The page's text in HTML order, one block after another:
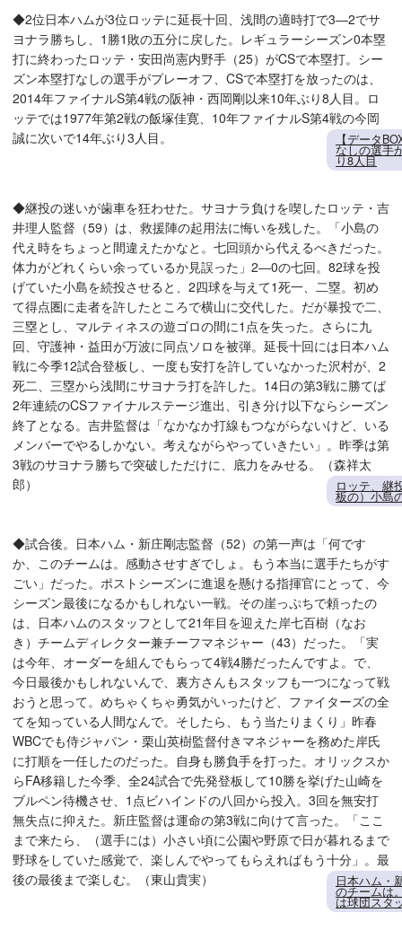
◆2位日本ハムが3位ロッテに延長十回、浅間の適時打で3―2でサ
ヨナラ勝ちし、1勝1敗の五分に戻した。レギュラーシーズン0本塁
打に終わったロッテ・安田尚憲内野手（25）がCSで本塁打。シー
ズン本塁打なしの選手がプレーオフ、CSで本塁打を放ったのは、
2014年ファイナルS第4戦の阪神・西岡剛以来10年ぶり8人目。ロ
ッテでは1977年第2戦の飯塚佳寛、10年ファイナルS第4戦の今岡
誠に次いで14年ぶり3人目。
【データ
なしの選手
り8人目
◆継投の迷いが歯車を狂わせた。サヨナラ負けを喫したロッテ・吉
井理人監督（59）は、救援陣の起用法に悔いを残した。「小島の
代え時をちょっと間違えたかなと。七回頭から代えるべきだった。
体力がどれくらい余っているか見誤った」2―0の七回。82球を投
げていた小島を続投させると、2四球を与えて1死一、二塁。初め
て得点圏に走者を許したところで横山に交代した。だが暴投で二、
三塁とし、マルティネスの遊ゴロの間に1点を失った。さらに九
回、守護神・益田が万波に同点ソロを被弾。延長十回には日本ハム
戦に今季12試合登板し、一度も安打を許していなかった沢村が、2
死二、三塁から浅間にサヨナラ打を許した。14日の第3戦に勝てば
2年連続のCSファイナルステージ進出、引き分け以下ならシーズン
終了となる。吉井監督は「なかなか打線もつながらないけど、いる
メンバーでやるしかない。考えながらやっていきたい」。昨季は第
3戦のサヨナラ勝ちで突破しただけに、底力をみせる。（森祥太
郎）
ロッテ、継
板の）小島
◆試合後。日本ハム・新庄剛志監督（52）の第一声は「何です
か、このチームは。感動させすぎでしょ。もう本当に選手たちがす
ごい」だった。ポストシーズンに進退を懸ける指揮官にとって、今
シーズン最後になるかもしれない一戦。その崖っぷちで頼ったの
は、日本ハムのスタッフとして21年目を迎えた岸七百樹（なお
き）チームディレクター兼チーフマネジャー（43）だった。「実
は今年、オーダーを組んでもらって4戦4勝だったんですよ。で、
今日最後かもしれないんで、裏方さんもスタッフも一つになって戦
おうと思って。めちゃくちゃ勇気がいったけど、ファイターズの全
てを知っている人間なんで。そしたら、もう当たりまくり」昨春
WBCでも侍ジャパン・栗山英樹監督付きマネジャーを務めた岸氏
に打順を一任したのだった。自身も勝負手を打った。オリックスか
らFA移籍した今季、全24試合で先発登板して10勝を挙げた山崎を
ブルペン待機させ、1点ビハインドの八回から投入。3回を無安打
無失点に抑えた。新庄監督は運命の第3戦に向けて言った。「ここ
まで来たら、（選手には）小さい頃に公園や野原で日が暮れるまで
野球をしていた感覚で、楽しんでやってもらえればもう十分」。最
後の最後まで楽しむ。（東山貴実）
日本ハム・
のチームは
は球団スタ